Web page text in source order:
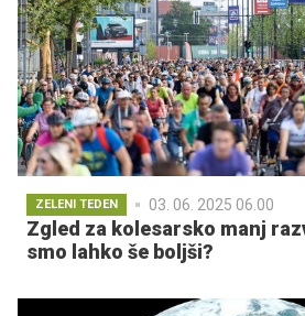
ZELENI TEDEN 03. 06. 2025 06.00
Zgled za kolesarsko manj
smo lahko še boljši?